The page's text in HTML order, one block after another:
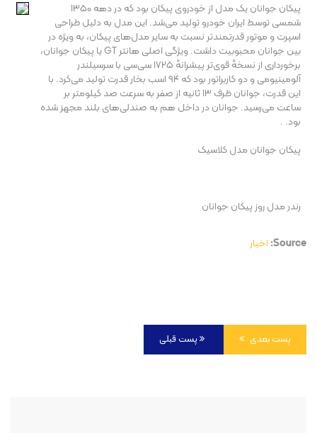
پیکان جوانان یک مدل از خودروی پیکان بود که در دهه ۱۳۵۰
شمسی توسط ایران خودرو تولید می‌شد. این مدل به دلیل طراحی
اسپرت و موتور قدرتمندتر نسبت به سایر مدل‌های پیکان، به ویژه در
بین جوانان محبوبیت داشت. ویژگی اصلی هانتر GT یا پیکان جوانان،
برخورداری از نسخهٔ قوی‌تر پیشرانهٔ ۱۷۲۵ سی‌سی با سرسیلندر
آلومینیومی و دو کاربراتور بود که ۹۴ اسب بخار قدرت تولید می‌کرد. با
این قدرت، جوانان ظرف ۱۳ ثانیه از صفر به سرعت صد کیلومتر بر
ساعت می‌رسید. جوانان در داخل هم به صندلی‌های بلند مجهز شده
بود. .
پیکان جوانان مدل کلاسیک
رندر مدل روز پیکان جوانان
Source: اخبار
پست قبلی پست بعدی